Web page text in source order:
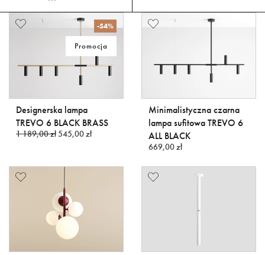
-54%
Promocja
Designerska lampa
TREVO 6 BLACK BRASS
1 189,00 zł545,00 zł
Minimalistyczna czarna
lampa sufitowa TREVO 6
ALL BLACK
669,00 zł